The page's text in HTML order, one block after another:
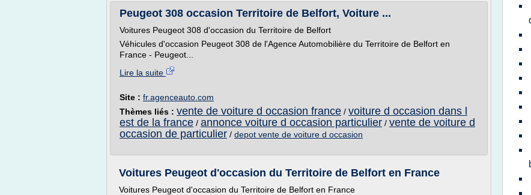
Peugeot 308 occasion Territoire de Belfort, Voiture ...
Voitures Peugeot 308 d'occasion du Territoire de Belfort
Véhicules d'occasion Peugeot 308 de l'Agence Automobilière du Territoire de Belfort en
France - Peugeot...
Lire la suite
Site : fr.agenceauto.com
Thèmes liés : vente de voiture d occasion france / voiture d occasion dans l
est de la france / annonce voiture d occasion particulier / vente de voiture d
occasion de particulier / depot vente de voiture d occasion
Voitures Peugeot d'occasion du Territoire de Belfort en France
Voitures Peugeot d'occasion du Territoire de Belfort en France